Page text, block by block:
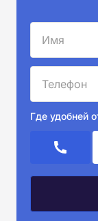
Где удобней